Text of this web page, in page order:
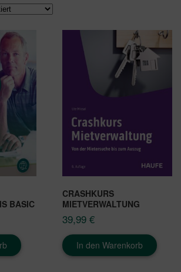
BASIC
CRASHKURS
MIETVERWALTUNG
39,99 €
In den Warenkorb